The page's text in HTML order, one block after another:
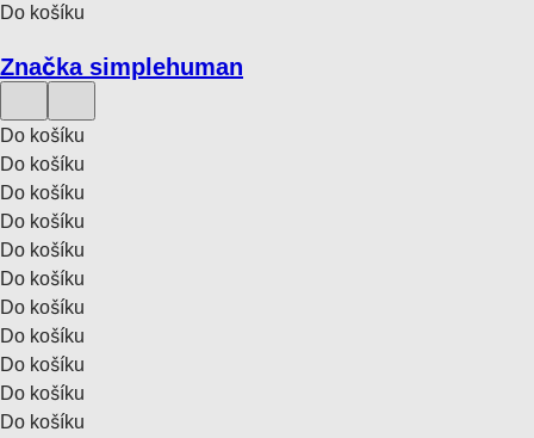
Do košíku
Značka simplehuman
Do košíku
Do košíku
Do košíku
Do košíku
Do košíku
Do košíku
Do košíku
Do košíku
Do košíku
Do košíku
Do košíku